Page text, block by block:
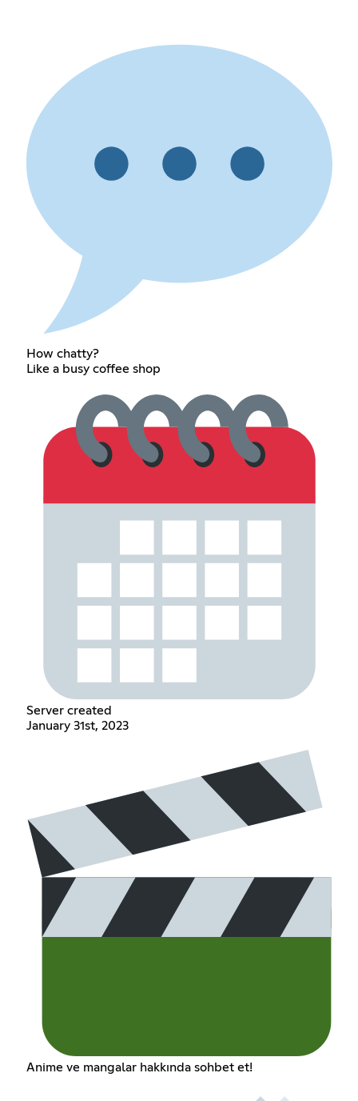
How chatty?
Like a busy coffee shop
Server created
January 31st, 2023
Anime ve mangalar hakkında sohbet et!